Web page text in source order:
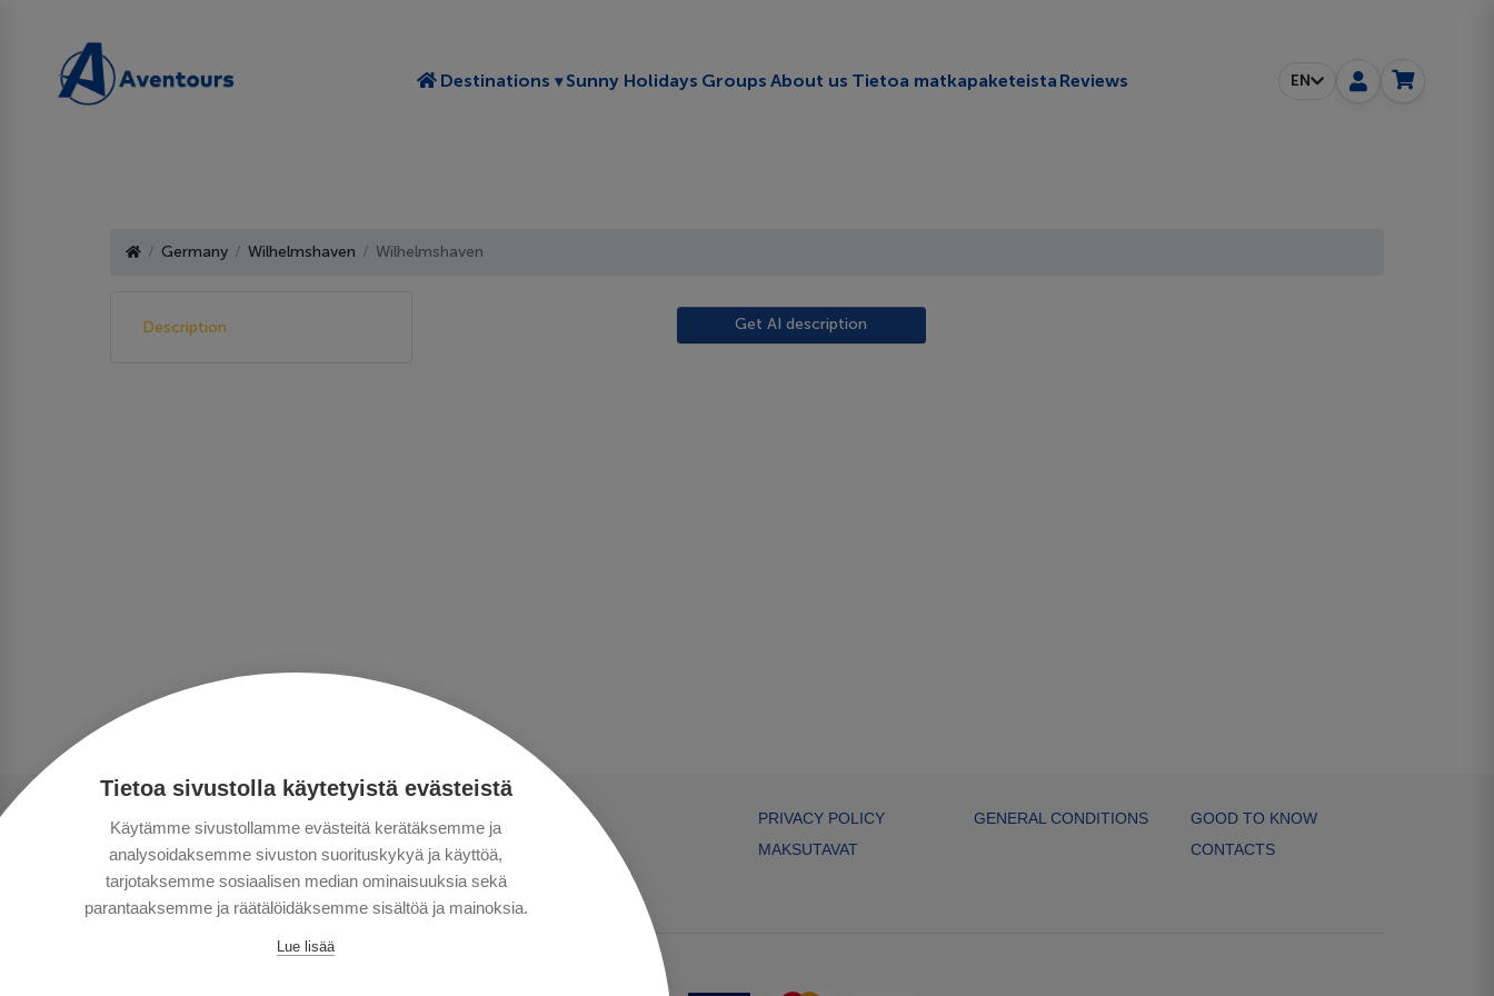
Tietoa sivustolla käytetyistä evästeistä
Käytämme sivustollamme evästeitä kerätäksemme ja
analysoidaksemme sivuston suorituskykyä ja käyttöä,
tarjotaksemme sosiaalisen median ominaisuuksia sekä
parantaaksemme ja räätälöidäksemme sisältöä ja mainoksia.
Lue lisää
Destinations Toggle submenu
Sunny Holidays Groups About us Tietoa matkapaketeista Reviews EN
Germany Wilhelmshaven Wilhelmshaven
Description Get AI description
PRIVACY POLICY
MAKSUTAVAT
GENERAL CONDITIONS
GOOD TO KNOW
CONTACTS